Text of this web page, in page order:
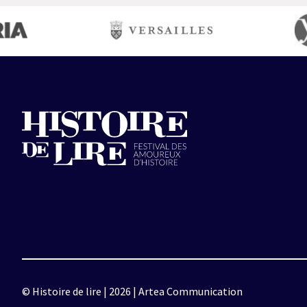
© Histoire de lire | 2026 | Artea Communication